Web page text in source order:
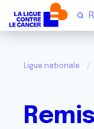
Ligue nationale